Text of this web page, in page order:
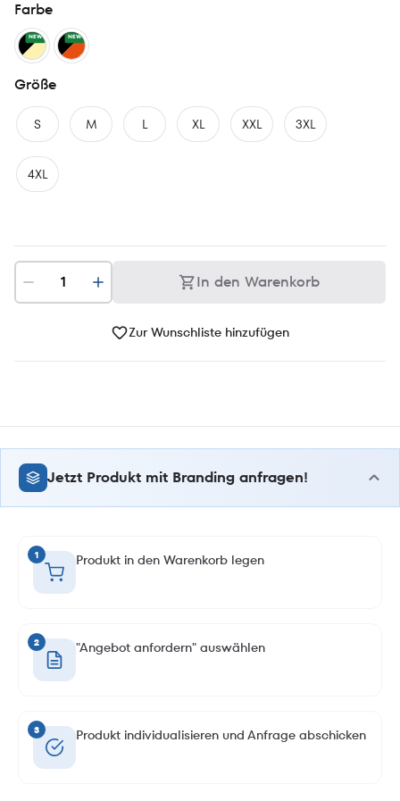
Farbe
NEW NEW
Größe
S M L XL XXL 3XL
4XL
In den Warenkorb
Zur Wunschliste hinzufügen
Jetzt Produkt mit Branding anfragen!
1 Produkt in den Warenkorb legen
2 "Angebot anfordern" auswählen
3 Produkt individualisieren und Anfrage abschicken